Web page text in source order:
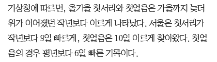
기상청에 따르면, 올가을 첫서리와 첫얼음은 가을까지 늦더
위가 이어졌던 작년보다 이르게 나타났다. 서울은 첫서리가
작년보다 9일 빠르게, 첫얼음은 10일 이르게 찾아왔다. 첫얼
음의 경우 평년보다 6일 빠른 기록이다.